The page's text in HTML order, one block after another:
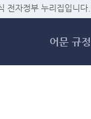
메
전자정부 누리집입니다.
어문 규정